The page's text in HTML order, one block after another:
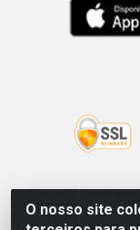
O nosso site
Zein Importação e